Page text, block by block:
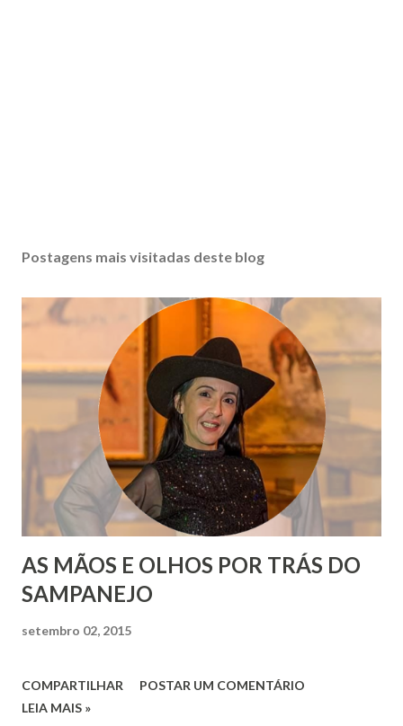
Postagens mais visitadas deste blog
AS MÃOS E OLHOS POR TRÁS DO
SAMPANEJO
setembro 02, 2015
COMPARTILHAR
POSTAR UM COMENTÁRIO
LEIA MAIS »